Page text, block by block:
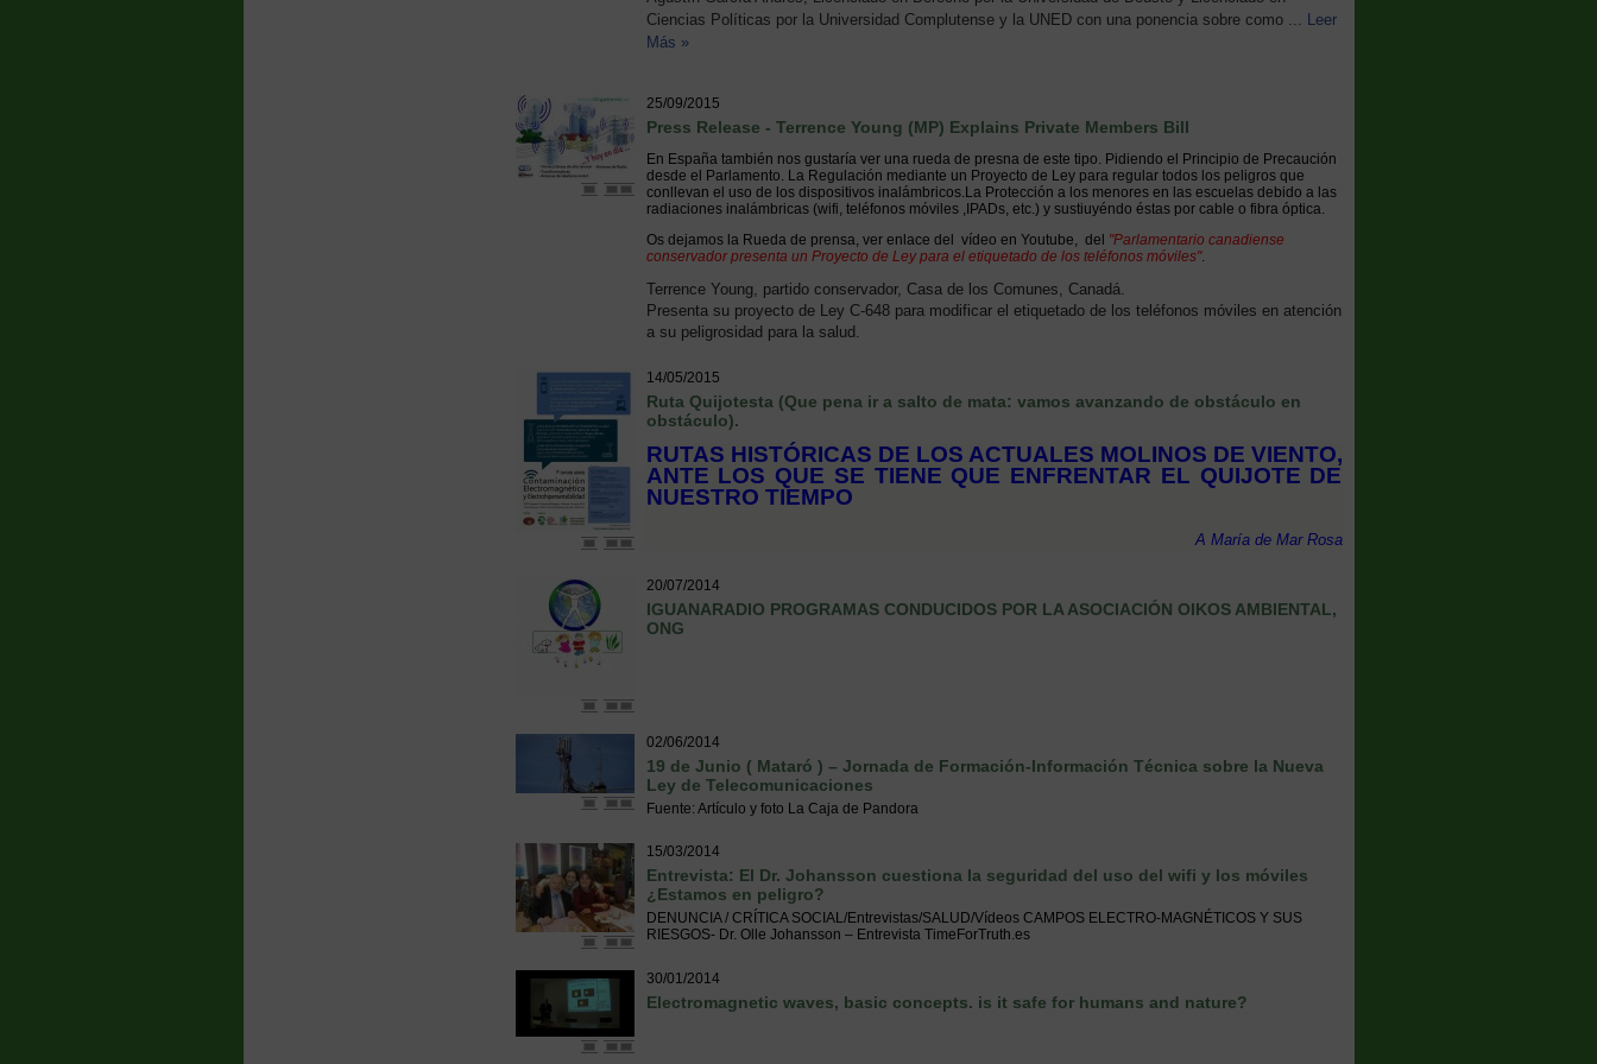
Ciencias Políticas por la Universidad Complutense y la UNED con una ponencia sobre como ... Leer
Más »
25/09/2015
Press Release - Terrence Young (MP) Explains Private Members Bill
En España también nos gustaría ver una rueda de presna de este tipo. Pidiendo el Principio de Precaución
desde el Parlamento. La Regulación mediante un Proyecto de Ley para regular todos los peligros que
conllevan el uso de los dispositivos inalámbricos.La Protección a los menores en las escuelas debido a las
radiaciones inalámbricas (wifi, teléfonos móviles ,IPADs, etc.) y sustiuyéndo éstas por cable o fibra óptica.
Os dejamos la Rueda de prensa, ver enlace del vídeo en Youtube, del "Parlamentario canadiense
conservador presenta un Proyecto de Ley para el etiquetado de los teléfonos móviles".
Terrence Young, partido conservador, Casa de los Comunes, Canadá.
Presenta su proyecto de Ley C-648 para modificar el etiquetado de los teléfonos móviles en atención
a su peligrosidad para la salud.
14/05/2015
Ruta Quijotesta (Que pena ir a salto de mata‏: vamos avanzando de obstáculo en
obstáculo).
RUTAS HISTÓRICAS DE LOS ACTUALES MOLINOS DE VIENTO,
ANTE LOS QUE SE TIENE QUE ENFRENTAR EL QUIJOTE DE
NUESTRO TIEMPO
A María de Mar Rosa
20/07/2014
IGUANARADIO PROGRAMAS CONDUCIDOS POR LA ASOCIACIÓN OIKOS AMBIENTAL,
ONG
02/06/2014
19 de Junio ( Mataró ) – Jornada de Formación-Información Técnica sobre la Nueva
Ley de Telecomunicaciones
Fuente: Artículo y foto La Caja de Pandora
15/03/2014
Entrevista: El Dr. Johansson cuestiona la seguridad del uso del wifi y los móviles
¿Estamos en peligro?
DENUNCIA / CRÍTICA SOCIAL/Entrevistas/SALUD/Vídeos CAMPOS ELECTRO-MAGNÉTICOS Y SUS
RIESGOS- Dr. Olle Johansson – Entrevista TimeForTruth.es
30/01/2014
Electromagnetic waves, basic concepts. is it safe for humans and nature?